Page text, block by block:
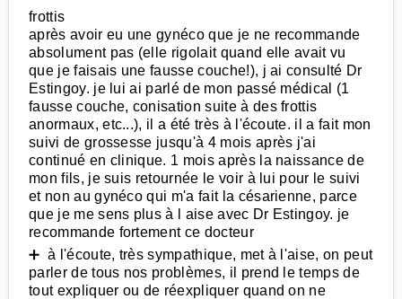
frottis
après avoir eu une gynéco que je ne recommande
absolument pas (elle rigolait quand elle avait vu
que je faisais une fausse couche!), j ai consulté Dr
Estingoy. je lui ai parlé de mon passé médical (1
fausse couche, conisation suite à des frottis
anormaux, etc...), il a été très à l'écoute. il a fait mon
suivi de grossesse jusqu'à 4 mois après j'ai
continué en clinique. 1 mois après la naissance de
mon fils, je suis retournée le voir à lui pour le suivi
et non au gynéco qui m'a fait la césarienne, parce
que je me sens plus à l aise avec Dr Estingoy. je
recommande fortement ce docteur
➕ à l'écoute, très sympathique, met à l'aise, on peut
parler de tous nos problèmes, il prend le temps de
tout expliquer ou de réexpliquer quand on ne